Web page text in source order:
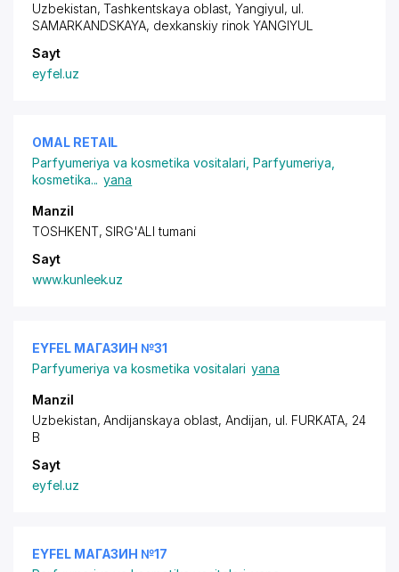
Uzbekistan, Tashkentskaya oblast, Yangiyul, ul.
SAMARKANDSKAYA, dexkanskiy rinok YANGIYUL
Sayt
eyfel.uz
OMAL RETAIL
Parfyumeriya va kosmetika vositalari ,Parfyumeriya,
kosmetika... yana
Manzil
TOSHKENT, SIRG'ALI tumani
Sayt
www.kunleek.uz
EYFEL МАГАЗИН №31
Parfyumeriya va kosmetika vositalari yana
Manzil
Uzbekistan, Andijanskaya oblast, Andijan, ul. FURKATA, 24
B
Sayt
eyfel.uz
EYFEL МАГАЗИН №17